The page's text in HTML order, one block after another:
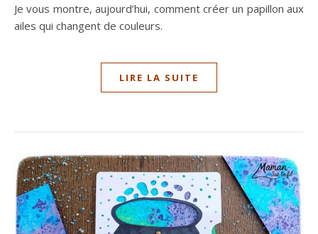
Je vous montre, aujourd’hui, comment créer un papillon aux
ailes qui changent de couleurs.
LIRE LA SUITE